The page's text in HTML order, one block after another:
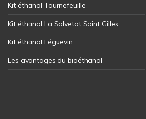
Kit éthanol Tournefeuille
Kit éthanol La Salvetat Saint Gilles
Kit éthanol Léguevin
Les avantages du bioéthanol